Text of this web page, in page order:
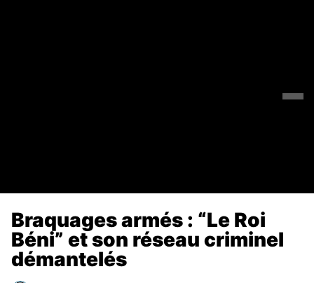
Braquages armés : “Le Roi
Béni” et son réseau criminel
démantelés